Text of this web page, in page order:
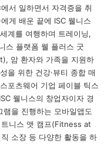
서 일하면서 자격증을 취
게 배운 끝에 ISC 웰니스
계를 여행하며 트레이닝,
스 플랫폼 웰 플러스 굿
암 환자와 가족을 지원하
을 위한 건강·뷰티 종합 매
포츠웨어 기업 페이블 틱스
웰니스의 창업자이자 경
을 진행하는 모바일앱도
니스 앳 캠프(Fitness at
소장 등 다양한 활동을 하